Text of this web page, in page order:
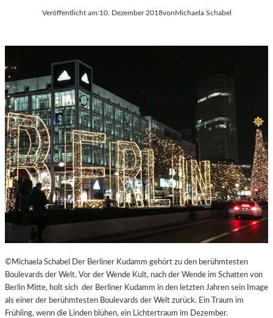
Veröffentlicht am:10. Dezember 2018von Michaela Schabel
©Michaela Schabel Der Berliner Kudamm gehört zu den berühmtesten
Boulevards der Welt. Vor der Wende Kult, nach der Wende im Schatten von
Berlin Mitte, holt sich der Berliner Kudamm in den letzten Jahren sein Image
als einer der berühmtesten Boulevards der Welt zurück. Ein Traum im
Frühling, wenn die Linden blühen, ein Lichtertraum im Dezember.